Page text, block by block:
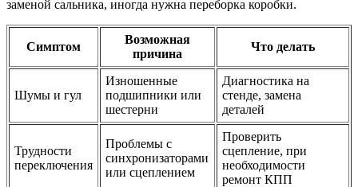
заменой сальника, иногда нужна переборка коробки.
Симптом
Возможная
причина
Что делать
Шумы и гул
Изношенные
подшипники или
шестерни
Диагностика на
стенде, замена
деталей
Трудности
переключения
Проблемы с
синхронизаторами
или сцеплением
Проверить
сцепление, при
необходимости
ремонт КПП